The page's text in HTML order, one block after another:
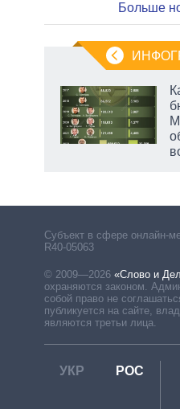
Больше
Субъект в сфере онлайн-
R40-05063
© 2009—2026 «Слово и
охраняются законом.
собой право не
публикуется на сайте,
являются третьи лица.
УКР РОС